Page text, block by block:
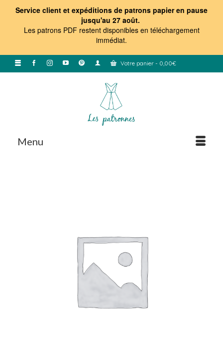
Service client et expéditions de patrons papier en pause
jusqu'au 27 août.
Les patrons PDF restent disponibles en téléchargement
immédiat.
Votre panier - 0,00€
Menu